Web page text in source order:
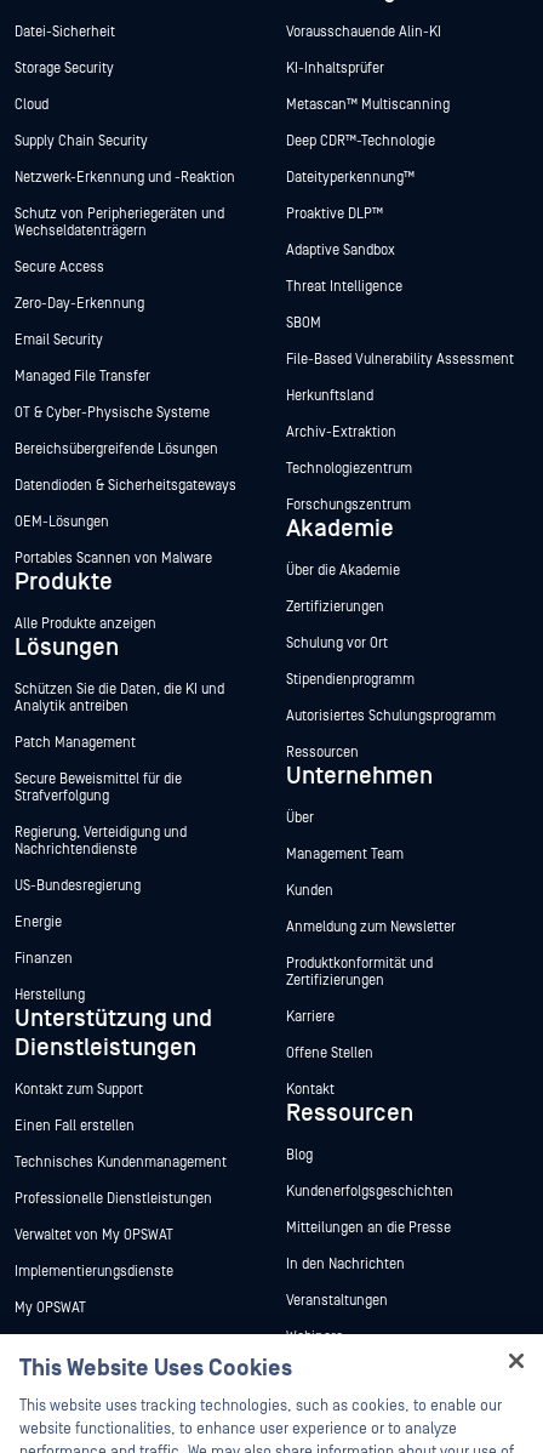
Datei-Sicherheit
Storage Security
Cloud
Supply Chain Security
Netzwerk-Erkennung und -Reaktion
Schutz von Peripheriegeräten und
Wechseldatenträgern
Secure Access
Zero-Day-Erkennung
Email Security
Managed File Transfer
OT & Cyber-Physische Systeme
Bereichsübergreifende Lösungen
Datendioden & Sicherheitsgateways
OEM-Lösungen
Portables Scannen von Malware
Produkte
Alle Produkte anzeigen
Lösungen
Schützen Sie die Daten, die KI und
Analytik antreiben
Patch Management
Secure Beweismittel für die
Strafverfolgung
Regierung, Verteidigung und
Nachrichtendienste
US-Bundesregierung
Energie
Finanzen
Herstellung
Unterstützung und
Dienstleistungen
Kontakt zum Support
Einen Fall erstellen
Technisches Kundenmanagement
Professionelle Dienstleistungen
Verwaltet von My OPSWAT
Implementierungsdienste
My OPSWAT
Ausbildung
Programm zur Behebung von
Sicherheitslücken
Vorausschauende Alin-KI
KI-Inhaltsprüfer
Metascan™ Multiscanning
Deep CDR™-Technologie
Dateityperkennung™
Proaktive DLP™
Adaptive Sandbox
Threat Intelligence
SBOM
File-Based Vulnerability Assessment
Herkunftsland
Archiv-Extraktion
Technologiezentrum
Forschungszentrum
Akademie
Über die Akademie
Zertifizierungen
Schulung vor Ort
Stipendienprogramm
Autorisiertes Schulungsprogramm
Ressourcen
Unternehmen
Über
Management Team
Kunden
Anmeldung zum Newsletter
Produktkonformität und
Zertifizierungen
Karriere
Offene Stellen
Kontakt
Ressourcen
Blog
Kundenerfolgsgeschichten
Mitteilungen an die Presse
In den Nachrichten
Veranstaltungen
Webinare
Datenblätter
Weiße Papiere
Kostenlose Tools
This Website Uses Cookies
This website uses tracking technologies, such as cookies, to enable our
website functionalities, to enhance user experience or to analyze
Hey there!
I'm Ozzy, your OPSWAT virtual assistant.